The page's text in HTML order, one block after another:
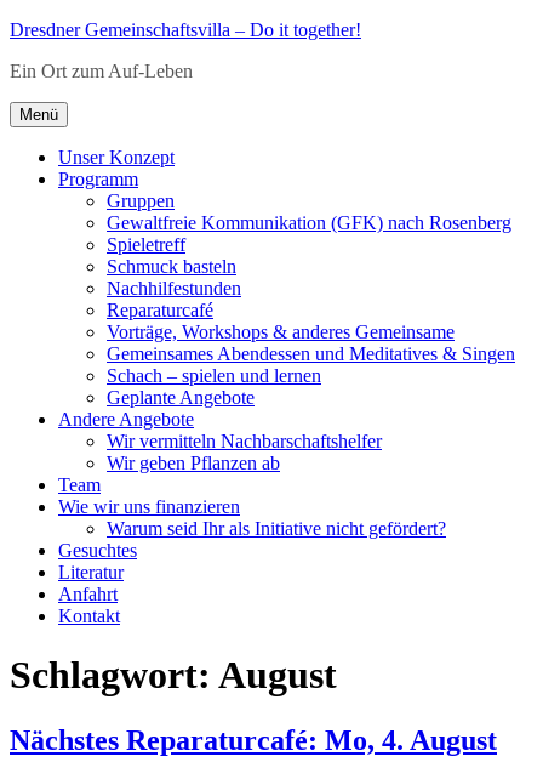
Zum
springen
Dresdner Gemeinschaftsvilla – Do it together!
Ein Ort zum Auf-Leben
Menü
Unser Konzept
Programm
Gruppen
Gewaltfreie Kommunikation (GFK) nach Rosenberg
Spieletreff
Schmuck basteln
Nachhilfestunden
Reparaturcafé
Vorträge, Workshops & anderes Gemeinsame
Gemeinsames Abendessen und Meditatives & Singen
Schach – spielen und lernen
Geplante Angebote
Andere Angebote
Wir vermitteln Nachbarschaftshelfer
Wir geben Pflanzen ab
Team
Wie wir uns finanzieren
Warum seid Ihr als Initiative nicht gefördert?
Gesuchtes
Literatur
Anfahrt
Kontakt
Schlagwort: August
Nächstes Reparaturcafé: Mo, 4. August